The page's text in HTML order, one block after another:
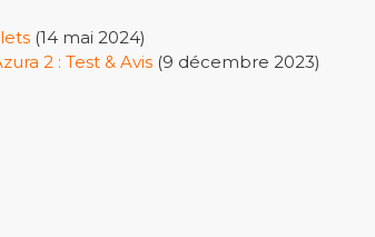
(14 mai 2024)
2 : Test & Avis (9 décembre 2023)